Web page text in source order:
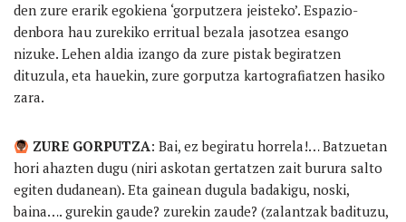
den zure erarik egokiena ‘gorputzera jeisteko’. Espazio-
denbora hau zurekiko erritual bezala jasotzea esango
nizuke. Lehen aldia izango da zure pistak begiratzen
dituzula, eta hauekin, zure gorputza kartografiatzen hasiko
zara.
ZURE GORPUTZA: Bai, ez begiratu horrela!… Batzuetan
hori ahazten dugu (niri askotan gertatzen zait burura salto
egiten dudanean). Eta gainean dugula badakigu, noski,
baina…. gurekin gaude? zurekin zaude? (zalantzak badituzu,